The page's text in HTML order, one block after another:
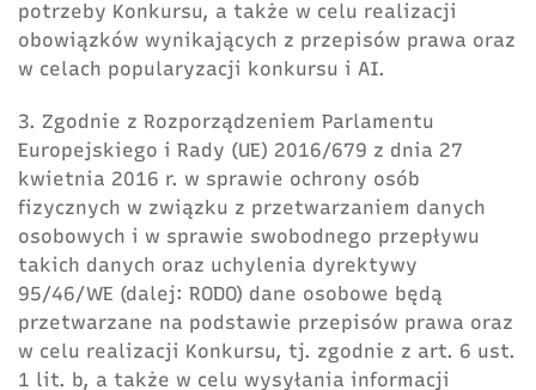
potrzeby Konkursu, a także w celu realizacji
obowiązków wynikających z przepisów prawa oraz
w celach popularyzacji konkursu i AI.
3. Zgodnie z Rozporządzeniem Parlamentu
Europejskiego i Rady (UE) 2016/679 z dnia 27
kwietnia 2016 r. w sprawie ochrony osób
fizycznych w związku z przetwarzaniem danych
osobowych i w sprawie swobodnego przepływu
takich danych oraz uchylenia dyrektywy
95/46/WE (dalej: RODO) dane osobowe będą
przetwarzane na podstawie przepisów prawa oraz
w celu realizacji Konkursu, tj. zgodnie z art. 6 ust.
1 lit. b, a także w celu wysyłania informacji